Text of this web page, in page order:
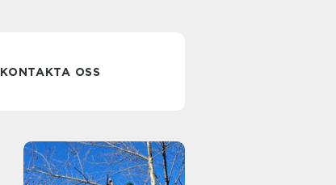
KONTAKTA OSS